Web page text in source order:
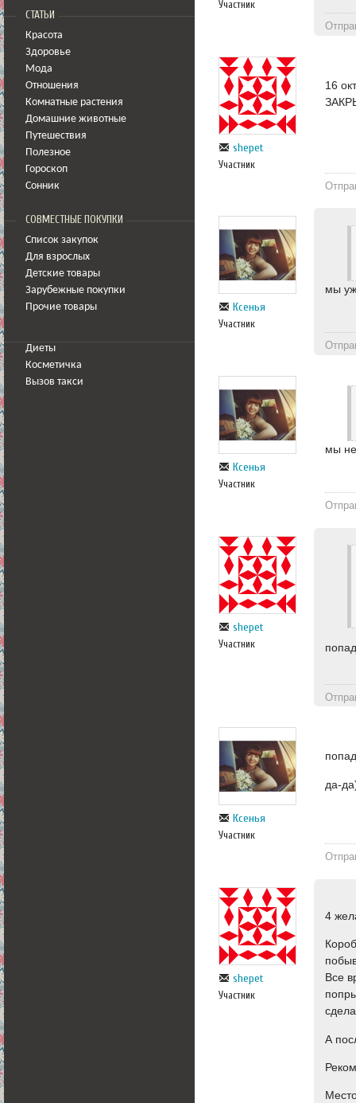
СТАТЬИ
Красота
Здоровье
Мода
Отношения
Комнатные растения
Домашние животные
Путешествия
Полезное
Гороскоп
Сонник
СОВМЕСТНЫЕ ПОКУПКИ
Список закупок
Для взрослых
Детские товары
Зарубежные покупки
Прочие товары
Диеты
Косметичка
Вызов такси
Участник
shepet
Участник
16
Ксенья
Участник
мы
Ксенья
Участник
мы
shepet
Участник
Ксенья
Участник
да-
shepet
Участник
4
Все
А